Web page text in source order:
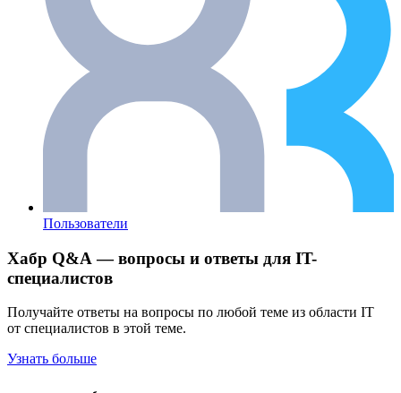
Пользователи
Хабр Q&A — вопросы и ответы для IT-
специалистов
Получайте ответы на вопросы по любой теме из области IT
от специалистов в этой теме.
Узнать больше